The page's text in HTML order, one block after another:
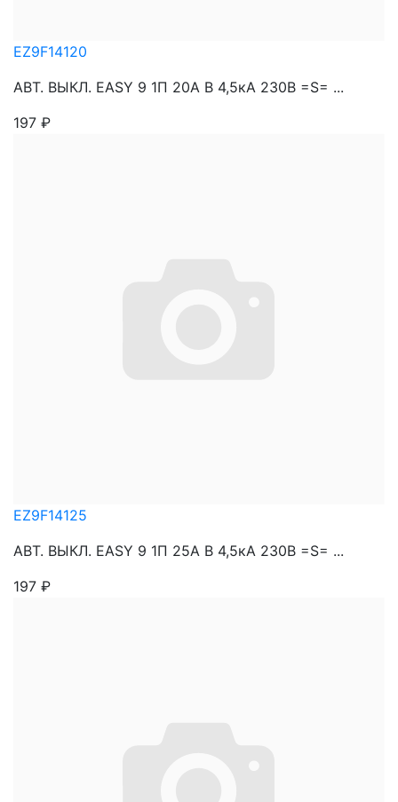
EZ9F14120
АВТ. ВЫКЛ. EASY 9 1П 20А В 4,5кА 230В =S= ...
197 ₽
EZ9F14125
АВТ. ВЫКЛ. EASY 9 1П 25А В 4,5кА 230В =S= ...
197 ₽